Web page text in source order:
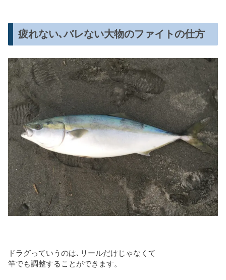
疲れない､バレない大物のファイトの仕方
ドラグっていうのは､リールだけじゃなくて
竿でも調整することができます。